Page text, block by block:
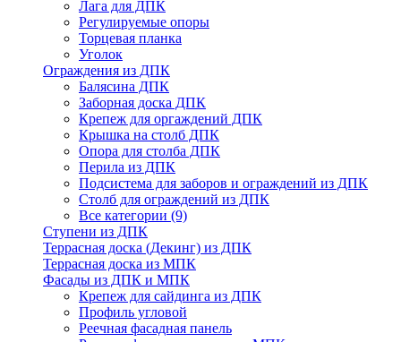
Лага для ДПК
Регулируемые опоры
Торцевая планка
Уголок
Ограждения из ДПК
Балясина ДПК
Заборная доска ДПК
Крепеж для оргаждений ДПК
Крышка на столб ДПК
Опора для столба ДПК
Перила из ДПК
Подсистема для заборов и ограждений из ДПК
Столб для ограждений из ДПК
Все категории (9)
Ступени из ДПК
Террасная доска (Декинг) из ДПК
Террасная доска из МПК
Фасады из ДПК и МПК
Крепеж для сайдинга из ДПК
Профиль угловой
Реечная фасадная панель